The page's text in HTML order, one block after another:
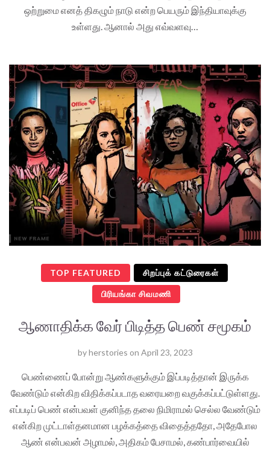
ஒற்றுமை எனத் திகழும் நாடு என்ற பெயரும் இந்தியாவுக்கு
உள்ளது. ஆனால் அது எவ்வளவு…
TOP FEATURED சிறப்புக் கட்டுரைகள்
பிரியங்கா சிவமணி
ஆணாதிக்க வேர் பிடித்த பெண் சமூகம்
byherstories on April 23, 2023
பெண்ணைப் போன்று ஆண்களுக்கும் இப்படித்தான் இருக்க
வேண்டும் என்கிற விதிக்கப்படாத வரையறை வகுக்கப்பட்டுள்ளது.
எப்படிப் பெண் என்பவள் குனிந்த தலை நிமிராமல் செல்ல வேண்டும்
என்கிற முட்டாள்தனமான பழக்கத்தை விதைத்ததோ, அதேபோல
ஆண் என்பவன் அழாமல், அதிகம் பேசாமல், கண்பார்வையில்